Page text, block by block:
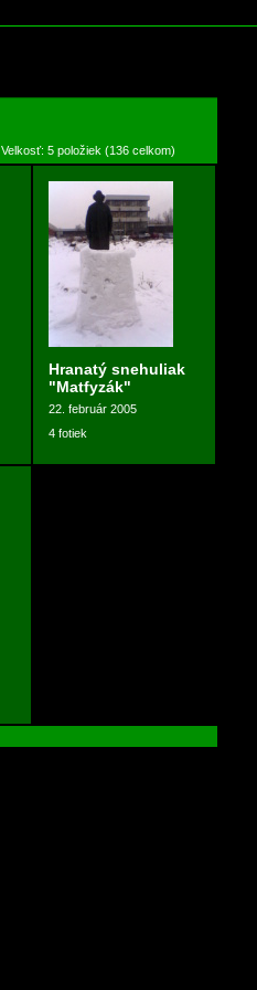
Velkosť: 5 položiek (136 celkom)
Hranatý snehuliak
"Matfyzák"
22. február 2005
4 fotiek